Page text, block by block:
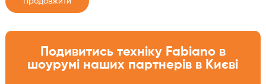
Подивитись техніку Fabiano в
шоурумі наших партнерів в Києві